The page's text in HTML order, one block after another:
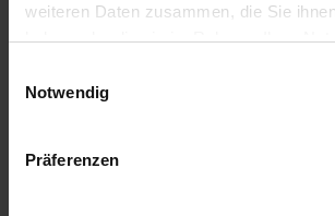
weiteren Daten zusammen, die Sie
haben oder die sie im Rahmen Ihrer
Notwendig
Präferenzen
BAT Pro Alexelia
5,20 € / kg
BAT